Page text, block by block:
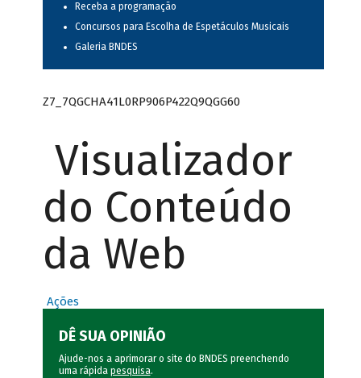
Receba a programação
Concursos para Escolha de Espetáculos Musicais
Galeria BNDES
Z7_7QGCHA41L0RP906P422Q9QGG60
Visualizador
do Conteúdo
da Web
Ações
DÊ SUA OPINIÃO
Ajude-nos a aprimorar o site do BNDES preenchendo
uma rápida pesquisa.